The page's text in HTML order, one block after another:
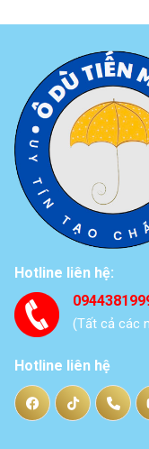
Hotline liên hệ:
(Tất cả các
Hotline liên hệ